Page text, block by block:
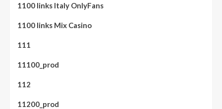
1100 links Italy OnlyFans
1100 links Mix Casino
111
11100_prod
112
11200_prod